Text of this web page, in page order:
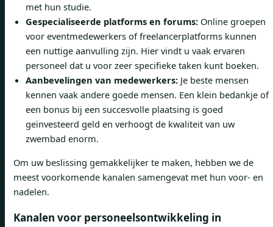
met hun studie.
Gespecialiseerde platforms en forums: Online groepen
voor eventmedewerkers of freelancerplatforms kunnen
een nuttige aanvulling zijn. Hier vindt u vaak ervaren
personeel dat u voor zeer specifieke taken kunt boeken.
Aanbevelingen van medewerkers: Je beste mensen
kennen vaak andere goede mensen. Een klein bedankje of
een bonus bij een succesvolle plaatsing is goed
geïnvesteerd geld en verhoogt de kwaliteit van uw
zwembad enorm.
Om uw beslissing gemakkelijker te maken, hebben we de
meest voorkomende kanalen samengevat met hun voor- en
nadelen.
Kanalen voor personeelsontwikkeling in